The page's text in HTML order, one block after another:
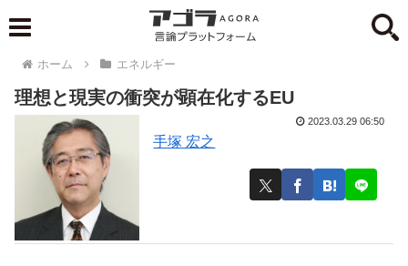
ホーム エネルギー
理想と現実の衝突が顕在化するEU
手塚 宏之
2023.03.29 06:50